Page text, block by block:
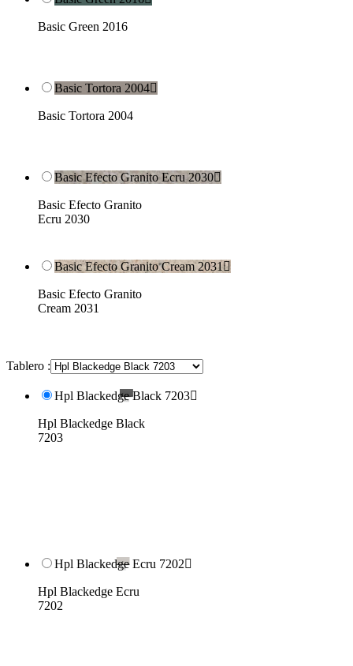
Basic Green 2016
Basic Tortora 2004
Basic Tortora 2004
Basic Efecto Granito Ecru 2030
Basic Efecto Granito
Ecru 2030
Basic Efecto Granito Cream 2031
Basic Efecto Granito
Cream 2031
Tablero :
Hpl Blackedge Black 7203
Hpl Blackedge Black
7203
Hpl Blackedge Ecru 7202
Hpl Blackedge Ecru
7202